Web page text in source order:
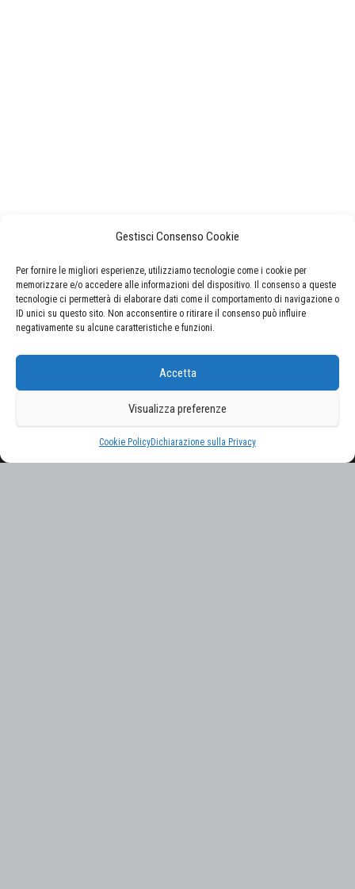
Gestisci Consenso Cookie
Per fornire le migliori esperienze, utilizziamo tecnologie come i cookie per
memorizzare e/o accedere alle informazioni del dispositivo. Il consenso a queste
tecnologie ci permetterà di elaborare dati come il comportamento di navigazione o
ID unici su questo sito. Non acconsentire o ritirare il consenso può influire
negativamente su alcune caratteristiche e funzioni.
Accetta
Visualizza preferenze
Cookie PolicyDichiarazione sulla Privacy
CERCA NEL SITO
Proudly powered byWordPress |Tema:Envo Magazine
Gestisci consenso